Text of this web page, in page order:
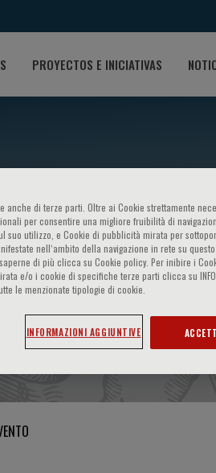
PROYECTOS E INICIATIVAS
on -
anche di terze parti. Oltre ai Cookie strettamente
per consentire una migliore fruibilità di
suo utilizzo, e Cookie di pubblicità mirata per
nell‘ambito della navigazione in rete su
di più clicca su Cookie policy. Per inibire i
e/o i cookie di specifiche terze parti clicca su
le menzionate tipologie di cookie.
INFORMAZIONI AGGIUNTIVE